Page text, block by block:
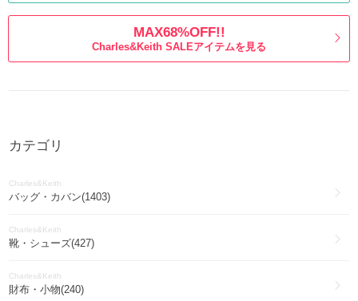
MAX68%OFF!!
Charles&Keith SALEアイテムを見る
カテゴリ
Charles&Keith
バッグ・カバン(1403)
Charles&Keith
靴・シューズ(427)
Charles&Keith
財布・小物(240)